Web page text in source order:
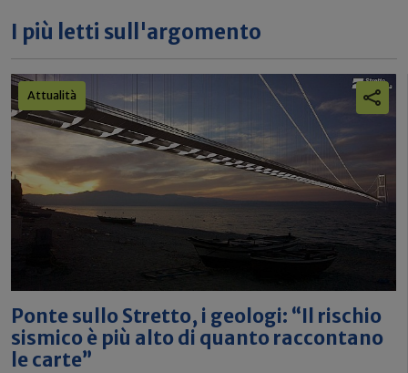
I più letti sull'argomento
Attualità
Ponte sullo Stretto, i geologi: “Il rischio
sismico è più alto di quanto raccontano
le carte”